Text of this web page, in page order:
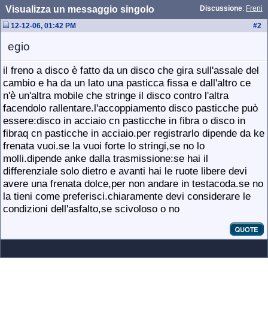
Discussione: Freni
Visualizza un messaggio singolo
#2
12-12-06, 01:42 PM
egio
il freno a disco è fatto da un disco che gira sull'assale del
cambio e ha da un lato una pasticca fissa e dall'altro ce
n'è un'altra mobile che stringe il disco contro l'altra
facendolo rallentare.l'accoppiamento disco pasticche può
essere:disco in acciaio cn pasticche in fibra o disco in
fibraq cn pasticche in acciaio.per registrarlo dipende da ke
frenata vuoi.se la vuoi forte lo stringi,se no lo
molli.dipende anke dalla trasmissione:se hai il
differenziale solo dietro e avanti hai le ruote libere devi
avere una frenata dolce,per non andare in testacoda.se no
la tieni come preferisci.chiaramente devi considerare le
condizioni dell'asfalto,se scivoloso o no